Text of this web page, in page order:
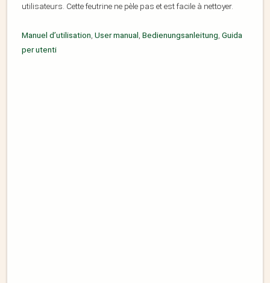
utilisateurs. Cette feutrine ne pèle pas et est facile à nettoyer.
Manuel d’utilisation User manual Bedienungsanleitung Guida
per utenti